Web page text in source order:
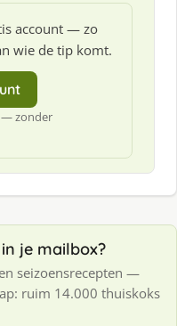
account — zo
wie de tip komt.
— zonder
je mailbox?
seizoensrecepten —
ruim 14.000 thuiskoks